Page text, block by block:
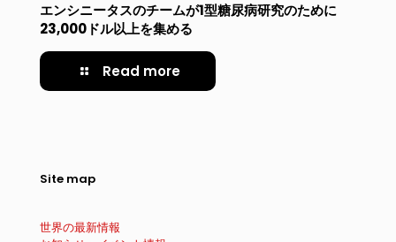
エンシニータスのチームが1型糖尿病研究のために
23,000ドル以上を集める
Read more
Site map
世界の最新情報